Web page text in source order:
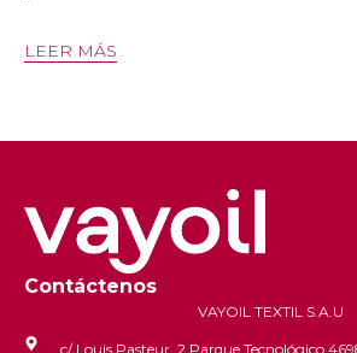
LEER MÁS
Contáctenos
VAYOIL TEXTIL S.A.U
c/ Louis Pasteur, 2 Parque Tecnológico